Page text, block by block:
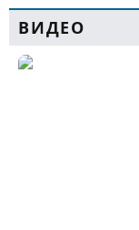
ВИДЕО